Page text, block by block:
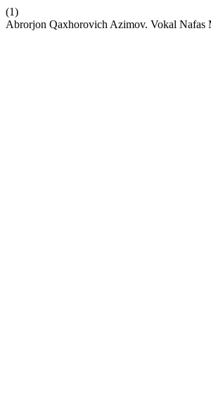
(1)
Abrorjon Qaxhorovich Azimov. Vokal Nafas